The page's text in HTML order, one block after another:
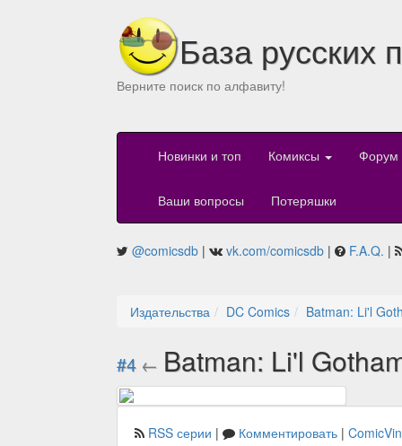
База русских
Верните поиск по алфавиту!
Новинки и топ Комиксы Форум
Ваши вопросы Потеряшки
@comicsdb | vk.com/comicsdb | F.A.Q. |
Издательства DC Comics Batman: Li'l
#4 ← Batman: Li'l
RSS серии | Комментировать |